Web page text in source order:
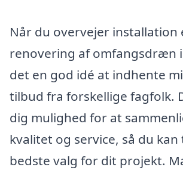
Når du overvejer installation
renovering af omfangsdræn
det en god idé at indhente
tilbud fra forskellige fagfolk.
dig mulighed for at
kvalitet og service, så du
bedste valg for dit projekt.